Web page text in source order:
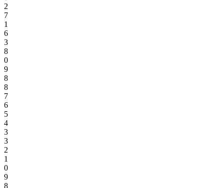
2
7
1
6
3
8
0
9
8
8
7
6
5
4
3
3
2
1
0
9
8